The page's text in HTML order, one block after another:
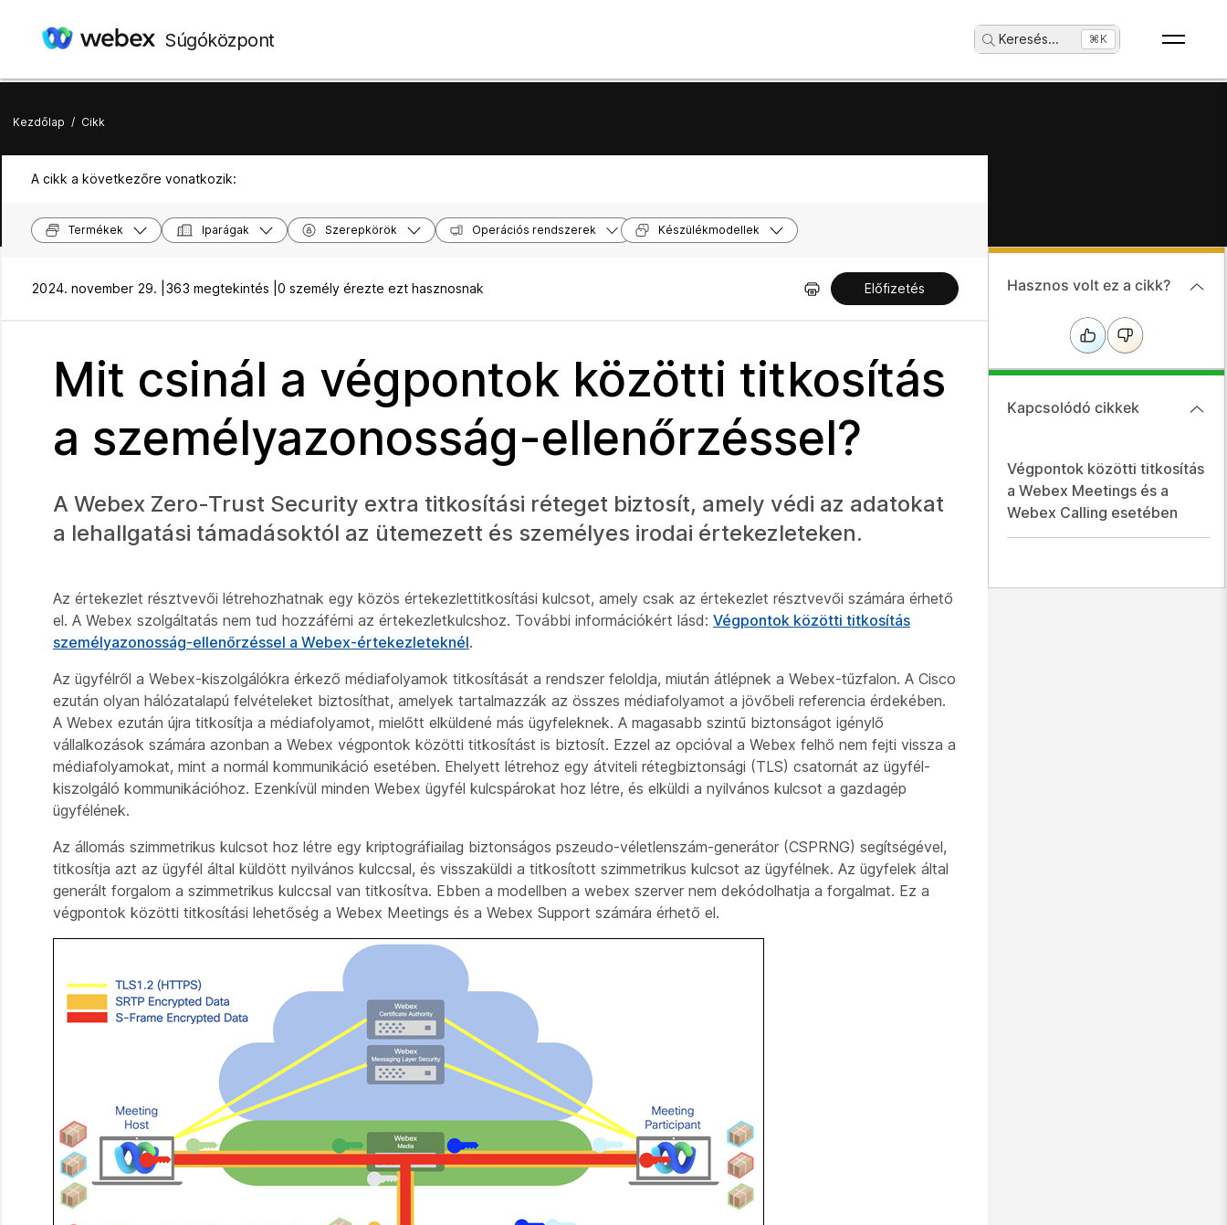
Súgóközpont Keresés... ⌘K
Kezdőlap / Cikk
A cikk a következőre vonatkozik:
Termékek Iparágak Szerepkörök Operációs rendszerek Készülékmodellek
2024. november 29. | 363 megtekintés | 0 személy érezte ezt hasznosnak Előfizetés
Mit csinál a végpontok közötti titkosítás
a személyazonosság-ellenőrzéssel?
A Webex Zero-Trust Security extra titkosítási réteget biztosít, amely védi az adatokat
a lehallgatási támadásoktól az ütemezett és személyes irodai értekezleteken.
Az értekezlet résztvevői létrehozhatnak egy közös értekezlettitkosítási kulcsot, amely csak az értekezlet résztvevői számára érhető
el. A Webex szolgáltatás nem tud hozzáférni az értekezletkulcshoz. További információkért lásd: Végpontok közötti titkosítás
személyazonosság-ellenőrzéssel a Webex-értekezleteknél.
Az ügyfélről a Webex-kiszolgálókra érkező médiafolyamok titkosítását a rendszer feloldja, miután átlépnek a Webex-tűzfalon. A Cisco
ezután olyan hálózatalapú felvételeket biztosíthat, amelyek tartalmazzák az összes médiafolyamot a jövőbeli referencia érdekében.
A Webex ezután újra titkosítja a médiafolyamot, mielőtt elküldené más ügyfeleknek. A magasabb szintű biztonságot igénylő
vállalkozások számára azonban a Webex végpontok közötti titkosítást is biztosít. Ezzel az opcióval a Webex felhő nem fejti vissza a
médiafolyamokat, mint a normál kommunikáció esetében. Ehelyett létrehoz egy átviteli rétegbiztonsági (TLS) csatornát az ügyfél-
kiszolgáló kommunikációhoz. Ezenkívül minden Webex ügyfél kulcspárokat hoz létre, és elküldi a nyilvános kulcsot a gazdagép
ügyfélének.
Az állomás szimmetrikus kulcsot hoz létre egy kriptográfiailag biztonságos pszeudo-véletlenszám-generátor (CSPRNG) segítségével,
titkosítja azt az ügyfél által küldött nyilvános kulccsal, és visszaküldi a titkosított szimmetrikus kulcsot az ügyfélnek. Az ügyfelek által
generált forgalom a szimmetrikus kulccsal van titkosítva. Ebben a modellben a webex szerver nem dekódolhatja a forgalmat. Ez a
végpontok közötti titkosítási lehetőség a Webex Meetings és a Webex Support számára érhető el.
Hasznos volt ez a cikk?
Kapcsolódó cikkek
Végpontok közötti titkosítás
a Webex Meetings és a
Webex Calling esetében